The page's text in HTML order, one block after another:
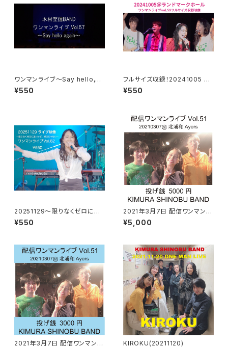
ワンマンライブ〜Say hello,ag
ain〜ライブ映像
¥550
フルサイズ収録！20241005 ラ
ンドマークホール
¥550
20251129〜限りなくゼロに近
いけど、ゼロじゃない〜ワンマン
ライブ映像
¥550
2021年3月7日 配信ワンマンラ
イブ 5000円
¥5,000
2021年3月7日 配信ワンマンラ
KIROKU(20211120)